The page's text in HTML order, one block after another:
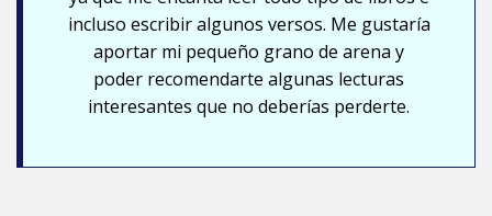
incluso escribir algunos versos. Me gustaría
aportar mi pequeño grano de arena y
poder recomendarte algunas lecturas
interesantes que no deberías perderte.